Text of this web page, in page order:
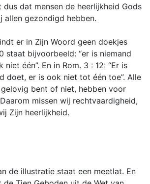
dus dat mensen de heerlijkheid Gods
allen gezondigd hebben.
er in Zijn Woord geen doekjes
staat bijvoorbeeld: “er is niemand
één”. En in Rom. 3 : 12: “Er is
doet, er is ook niet tot één toe”. Alle
bent of niet, hebben voor
missen wij rechtvaardigheid,
Zijn heerlijkheid.
de illustratie staat een meetlat. En